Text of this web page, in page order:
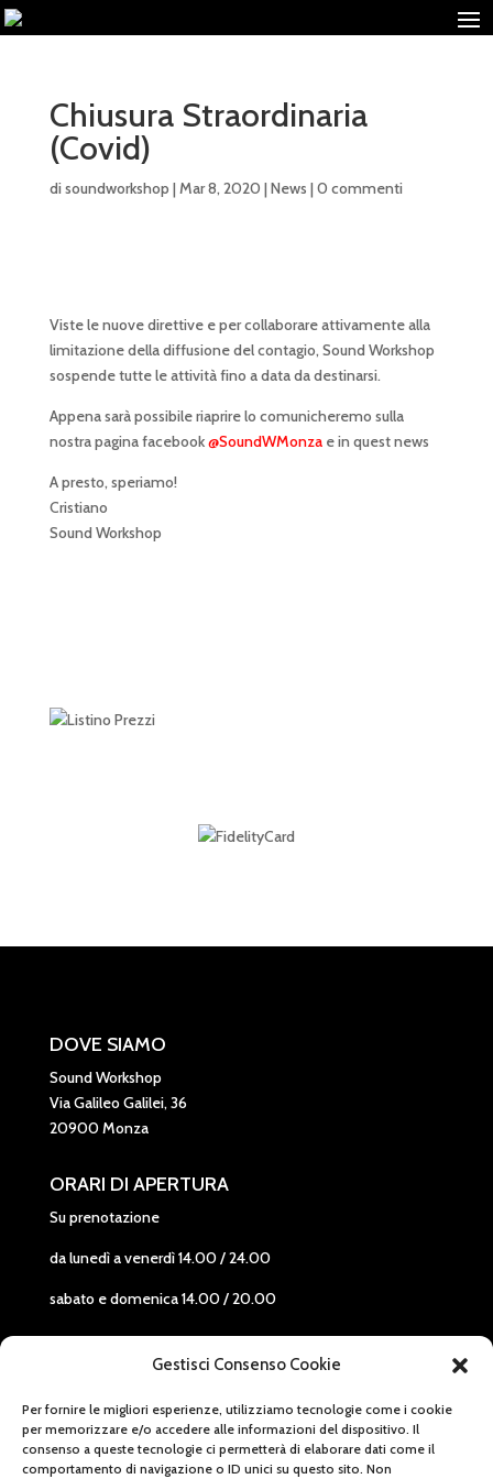
Gestisci Consenso Cookie
Per fornire le migliori esperienze, utilizziamo tecnologie come i cookie
per memorizzare e/o accedere alle informazioni del dispositivo. Il
consenso a queste tecnologie ci permetterà di elaborare dati come il
comportamento di navigazione o ID unici su questo sito. Non
Chiusura Straordinaria
(Covid)
disoundworkshop |Mar 8, 2020 |News |0 commenti
Viste le nuove direttive e per collaborare attivamente alla
limitazione della diffusione del contagio, Sound Workshop
sospende tutte le attività fino a data da destinarsi.
Appena sarà possibile riaprire lo comunicheremo sulla
nostra pagina facebook@SoundWMonzae in quest news
A presto, speriamo!
Cristiano
Sound Workshop
DOVE SIAMO
Sound Workshop
Via Galileo Galilei, 36
20900 Monza
ORARI DI APERTURA
Su prenotazione
da lunedì a venerdì 14.00 / 24.00
sabato e domenica 14.00 / 20.00
(Telefono e Whatsapp)
prenotazionisound@me.com